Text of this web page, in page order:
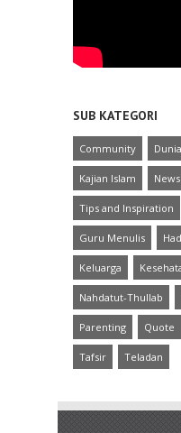
SUB KATEGORI
Community
Kajian Islam
Tips and Inspiration
Guru Menulis
Keluarga
Nahdatut-Thullab
Parenting Quote
Tafsir Teladan